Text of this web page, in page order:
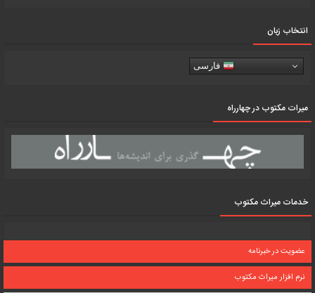
انتخاب زبان
فارسی
میرات مکتوب در چهارراه
خدمات میراث مکتوب
عضویت در خبرنامه
نرم افزار میراث مکتوب